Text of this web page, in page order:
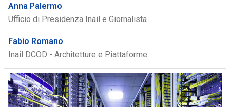
Anna Palermo
Ufficio di Presidenza Inail e Giornalista
Fabio Romano
Inail DCOD - Architetture e Piattaforme